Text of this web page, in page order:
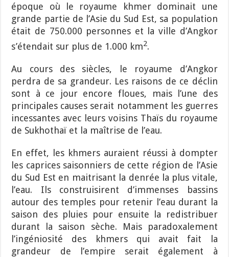
époque où le royaume khmer dominait une
grande partie de l’Asie du Sud Est, sa population
était de 750.000 personnes et la ville d’Angkor
s’étendait sur plus de 1.000 km2.
Au cours des siècles, le royaume d’Angkor
perdra de sa grandeur. Les raisons de ce déclin
sont à ce jour encore floues, mais l’une des
principales causes serait notamment les guerres
incessantes avec leurs voisins Thaïs du royaume
de Sukhothaï et la maîtrise de l’eau.
En effet, les khmers auraient réussi à dompter
les caprices saisonniers de cette région de l’Asie
du Sud Est en maitrisant la denrée la plus vitale,
l’eau. Ils construisirent d’immenses bassins
autour des temples pour retenir l’eau durant la
saison des pluies pour ensuite la redistribuer
durant la saison sèche. Mais paradoxalement
l’ingéniosité des khmers qui avait fait la
grandeur de l’empire serait également à